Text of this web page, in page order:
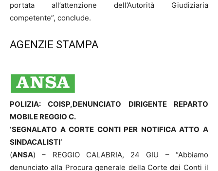
portata all’attenzione dell’Autorità Giudiziaria
competente”, conclude.
AGENZIE STAMPA
POLIZIA: COISP,DENUNCIATO DIRIGENTE REPARTO
MOBILE REGGIO C.
‘SEGNALATO A CORTE CONTI PER NOTIFICA ATTO A
SINDACALISTI’
(ANSA) – REGGIO CALABRIA, 24 GIU – “Abbiamo
denunciato alla Procura generale della Corte dei Conti il